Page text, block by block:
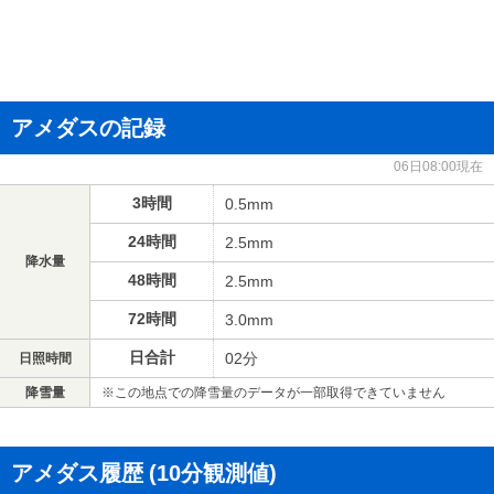
アメダスの記録
06日08:00現在
降水量
3時間 0.5mm
24時間 2.5mm
48時間 2.5mm
72時間 3.0mm
日照時間 日合計 02分
降雪量 ※この地点での降雪量のデータが一部取得できていません
アメダス履歴 (10分観測値)